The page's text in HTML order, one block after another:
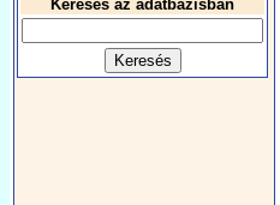
Keresés az adatbázisban